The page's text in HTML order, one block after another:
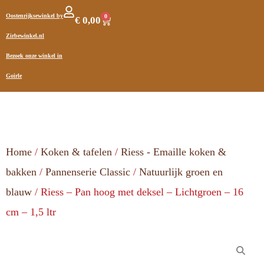
Oostenrijksewinkel by
Zirbewinkel.nl
Bezoek onze winkel in
Goirle
€ 0,00 0
Home / Koken & tafelen / Riess - Emaille koken &
bakken / Pannenserie Classic / Natuurlijk groen en
blauw / Riess – Pan hoog met deksel – Lichtgroen – 16
cm – 1,5 ltr